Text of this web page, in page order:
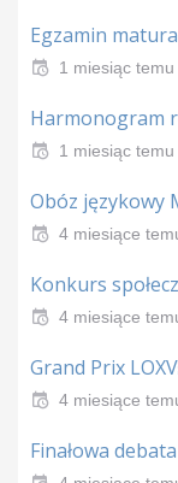
Egzamin
1 miesiąc temu
Harmonogram
1 miesiąc temu
Obóz językowy
4 miesiące
Konkurs
4 miesiące
Grand Prix
4 miesiące
Finałowa